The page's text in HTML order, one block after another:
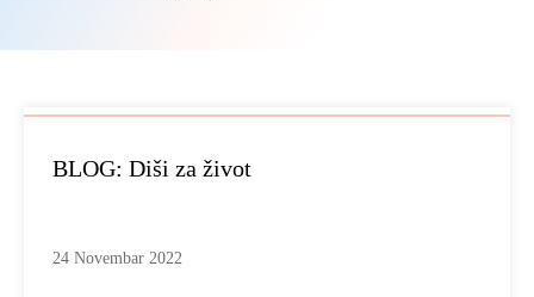
BLOG: Diši za život
24 Novembar 2022